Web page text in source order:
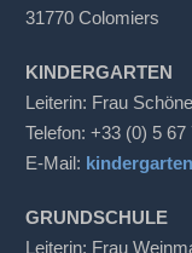
31770 Colomiers
KINDERGARTEN
Leiterin: Frau
Telefon: +33 (0) 5 67
E-Mail:
GRUNDSCHULE
Leiterin: Frau